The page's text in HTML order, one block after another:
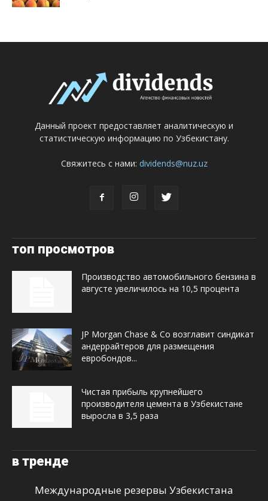
Данный проект предоставляет аналитическую и
статистическую информацию по Узбекистану.
Свяжитесь с нами: dividends@nuz.uz
топ просмотров
Производство автомобильного бензина в
августе увеличилось на 10,5 процента
JP Morgan Chase & Co возглавит синдикат
андеррайтеров для размещения
евробондов...
Чистая прибыль крупнейшего
производителя цемента в Узбекистане
выросла в 3,5 раза
в тренде
Международные резервы Узбекистана